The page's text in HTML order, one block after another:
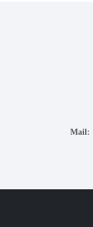
Mail: